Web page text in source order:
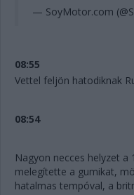
— SoyMotor.com
08:55
Vettel feljön hatodiknak
08:54
Nagyon necces helyzet a
melegítette a gumikat,
hatalmas tempóval, a